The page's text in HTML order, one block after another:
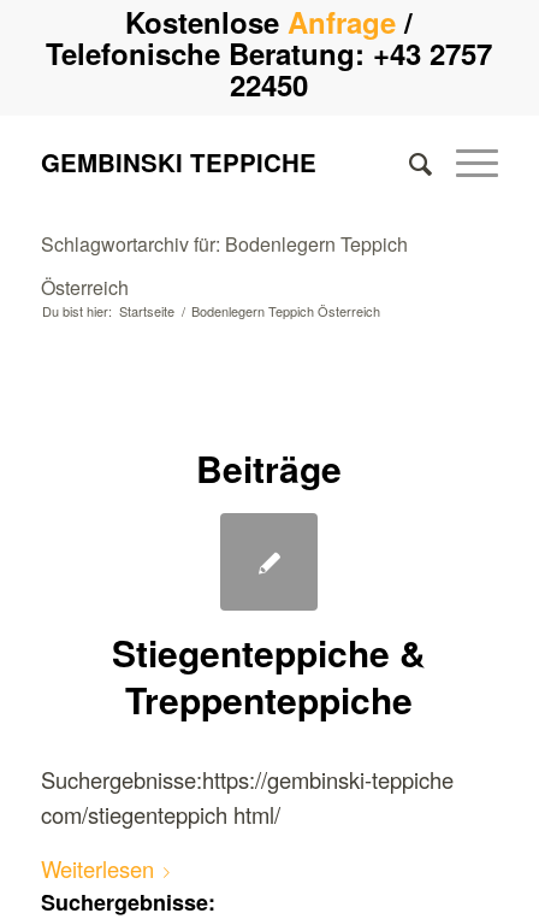
KostenloseAnfrage/
Telefonische Beratung:+43 2757
22450
GEMBINSKI TEPPICHE
Schlagwortarchiv für: Bodenlegern Teppich
Österreich
Du bist hier: Startseite / Bodenlegern Teppich Österreich
Beiträge
Stiegenteppiche &
Treppenteppiche
Suchergebnisse:https://gembinski-teppiche
com/stiegenteppich html/
Weiterlesen
Suchergebnisse: